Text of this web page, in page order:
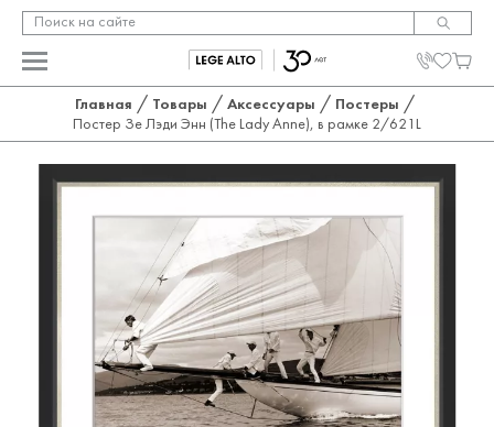
Главная / Товары / Аксессуары / Постеры /
Постер Зе Лэди Энн (The Lady Anne), в рамке 2/621L